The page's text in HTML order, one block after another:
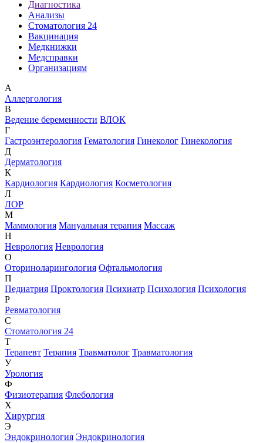
Диагностика
Анализы
Стоматология 24
Вакцинация
Медкнижки
Медсправки
Организациям
А
Аллергология
В
Ведение беременности ВЛОК
Г
Гастроэнтерология Гематология Гинеколог Гинекология
Д
Дерматология
К
Кардиология Кардиология Косметология
Л
ЛОР
М
Маммология Мануальная терапия Массаж
Н
Неврология Неврология
О
Оториноларингология Офтальмология
П
Педиатрия Проктология Психиатр Психология Психология
Р
Ревматология
С
Стоматология 24
Т
Терапевт Терапия Травматолог Травматология
У
Урология
Ф
Физиотерапия Флебология
Х
Хирургия
Э
Эндокринология Эндокринология